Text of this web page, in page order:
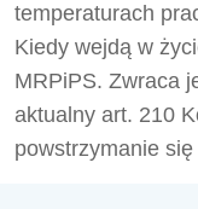
temperaturach
Kiedy wejdą w
MRPiPS. Zwraca
aktualny art. 210
powstrzymanie